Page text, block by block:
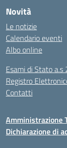
Novità
Le notizie
Calendario eventi
Albo online
Esami di Stato
Registro
Contatti
Amministrazione
Dichiarazione di